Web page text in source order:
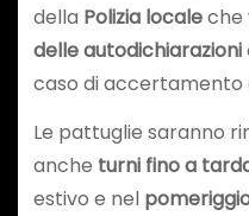
della Polizia localeche
delle autodichiarazioni
caso di accertamento
Le pattuglie saranno
anche turni fino a
estivo e nel